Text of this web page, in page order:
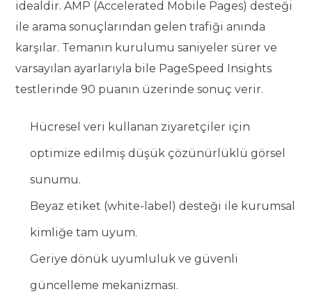
idealdir. AMP (Accelerated Mobile Pages) desteği
ile arama sonuçlarından gelen trafiği anında
karşılar. Temanın kurulumu saniyeler sürer ve
varsayılan ayarlarıyla bile PageSpeed Insights
testlerinde 90 puanın üzerinde sonuç verir.
Hücresel veri kullanan ziyaretçiler için
optimize edilmiş düşük çözünürlüklü görsel
sunumu.
Beyaz etiket (white-label) desteği ile kurumsal
kimliğe tam uyum.
Geriye dönük uyumluluk ve güvenli
güncelleme mekanizması.